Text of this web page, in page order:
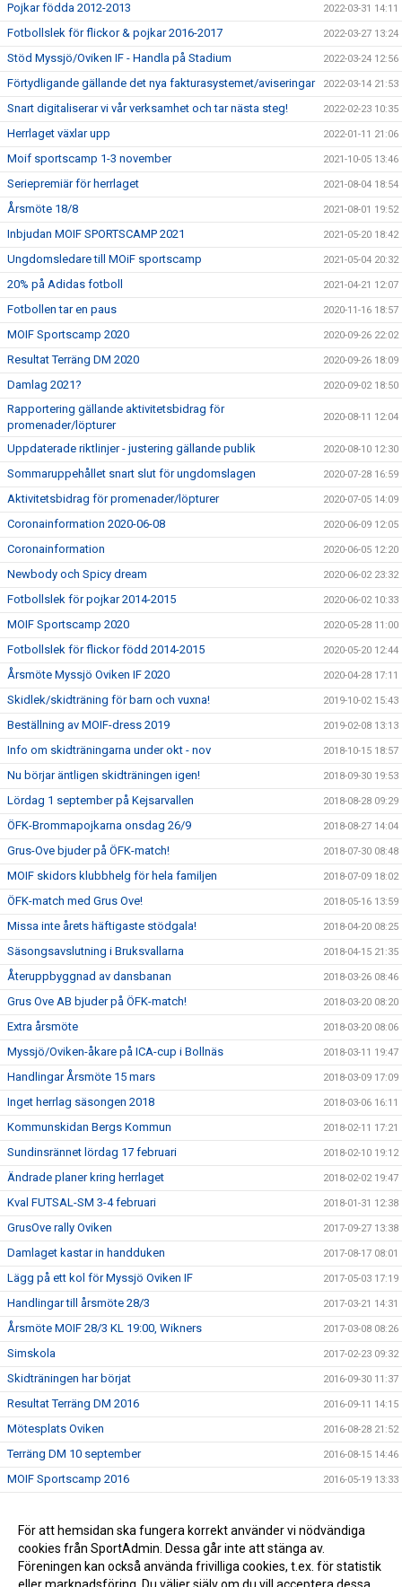
Pojkar födda 2012-2013 2022-03-31 14:11
Fotbollslek för flickor & pojkar 2016-2017 2022-03-27 13:24
Stöd Myssjö/Oviken IF - Handla på Stadium 2022-03-24 12:56
Förtydligande gällande det nya fakturasystemet/aviseringar 2022-03-14 21:53
Snart digitaliserar vi vår verksamhet och tar nästa steg! 2022-02-23 10:35
Herrlaget växlar upp 2022-01-11 21:06
Moif sportscamp 1-3 november 2021-10-05 13:46
Seriepremiär för herrlaget 2021-08-04 18:54
Årsmöte 18/8 2021-08-01 19:52
Inbjudan MOIF SPORTSCAMP 2021 2021-05-20 18:42
Ungdomsledare till MOiF sportscamp 2021-05-04 20:32
20% på Adidas fotboll 2021-04-21 12:07
Fotbollen tar en paus 2020-11-16 18:57
MOIF Sportscamp 2020 2020-09-26 22:02
Resultat Terräng DM 2020 2020-09-26 18:09
Damlag 2021? 2020-09-02 18:50
Rapportering gällande aktivitetsbidrag för
promenader/löpturer
2020-08-11 12:04
Uppdaterade riktlinjer - justering gällande publik 2020-08-10 12:30
Sommaruppehållet snart slut för ungdomslagen 2020-07-28 16:59
Aktivitetsbidrag för promenader/löpturer 2020-07-05 14:09
Coronainformation 2020-06-08 2020-06-09 12:05
Coronainformation 2020-06-05 12:20
Newbody och Spicy dream 2020-06-02 23:32
Fotbollslek för pojkar 2014-2015 2020-06-02 10:33
MOIF Sportscamp 2020 2020-05-28 11:00
Fotbollslek för flickor född 2014-2015 2020-05-20 12:44
Årsmöte Myssjö Oviken IF 2020 2020-04-28 17:11
Skidlek/skidträning för barn och vuxna! 2019-10-02 15:43
Beställning av MOIF-dress 2019 2019-02-08 13:13
Info om skidträningarna under okt - nov 2018-10-15 18:57
Nu börjar äntligen skidträningen igen! 2018-09-30 19:53
Lördag 1 september på Kejsarvallen 2018-08-28 09:29
ÖFK-Brommapojkarna onsdag 26/9 2018-08-27 14:04
Grus-Ove bjuder på ÖFK-match! 2018-07-30 08:48
MOIF skidors klubbhelg för hela familjen 2018-07-09 18:02
ÖFK-match med Grus Ove! 2018-05-16 13:59
Missa inte årets häftigaste stödgala! 2018-04-20 08:25
Säsongsavslutning i Bruksvallarna 2018-04-15 21:35
Återuppbyggnad av dansbanan 2018-03-26 08:46
Grus Ove AB bjuder på ÖFK-match! 2018-03-20 08:20
Extra årsmöte 2018-03-20 08:06
Myssjö/Oviken-åkare på ICA-cup i Bollnäs 2018-03-11 19:47
Handlingar Årsmöte 15 mars 2018-03-09 17:09
Inget herrlag säsongen 2018 2018-03-06 16:11
Kommunskidan Bergs Kommun 2018-02-11 17:21
Sundinsrännet lördag 17 februari 2018-02-10 19:12
Ändrade planer kring herrlaget 2018-02-02 19:47
Kval FUTSAL-SM 3-4 februari 2018-01-31 12:38
GrusOve rally Oviken 2017-09-27 13:38
Damlaget kastar in handduken 2017-08-17 08:01
Lägg på ett kol för Myssjö Oviken IF 2017-05-03 17:19
Handlingar till årsmöte 28/3 2017-03-21 14:31
Årsmöte MOIF 28/3 KL 19:00, Wikners 2017-03-08 08:26
Simskola 2017-02-23 09:32
Skidträningen har börjat 2016-09-30 11:37
Resultat Terräng DM 2016 2016-09-11 14:15
Mötesplats Oviken 2016-08-28 21:52
Terräng DM 10 september 2016-08-15 14:46
MOIF Sportscamp 2016 2016-05-19 13:33
Fixardag på Fröjdholmen 30/4 2016-04-12 12:52
Välkommen till MOIFS nya hemsida 2015-06-14 13:03
För att hemsidan ska fungera korrekt använder vi nödvändiga
cookies från SportAdmin. Dessa går inte att stänga av.
Föreningen kan också använda frivilliga cookies, t.ex. för statistik